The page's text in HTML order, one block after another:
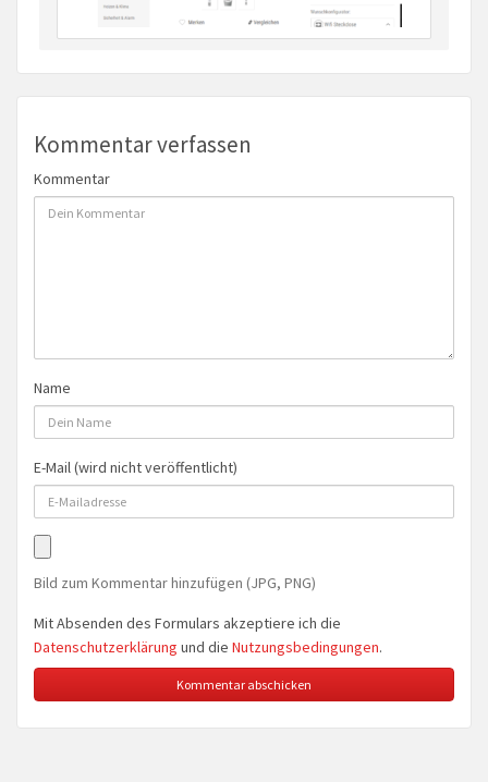
Kommentar verfassen
Kommentar
Name
E-Mail (wird nicht veröffentlicht)
Bild zum Kommentar hinzufügen (JPG, PNG)
Mit Absenden des Formulars akzeptiere ich die
Datenschutzerklärung und die Nutzungsbedingungen.